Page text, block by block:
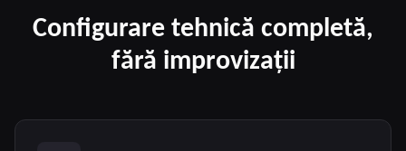
Configurare tehnică completă,
fără improvizații